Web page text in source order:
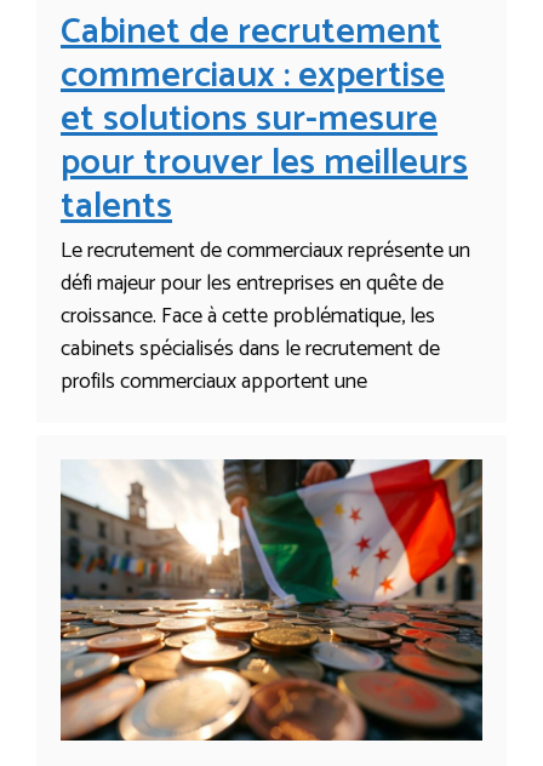
Cabinet de recrutement
commerciaux : expertise
et solutions sur-mesure
pour trouver les meilleurs
talents
Le recrutement de commerciaux représente un
défi majeur pour les entreprises en quête de
croissance. Face à cette problématique, les
cabinets spécialisés dans le recrutement de
profils commerciaux apportent une